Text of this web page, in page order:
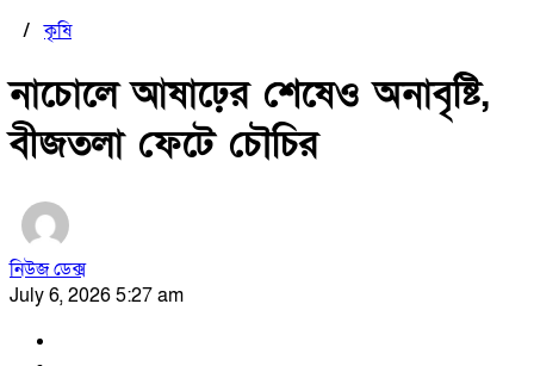
/কৃষি
নাচোলে আষাঢ়ের শেষেও অনাবৃষ্টি,
বীজতলা ফেটে চৌচির
নিউজ ডেক্স
July 6, 2026 5:27 am